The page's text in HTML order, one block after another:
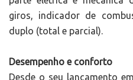
giros, indicador de
duplo (total e parcial).
Desempenho e conforto
Desde o seu lançamento